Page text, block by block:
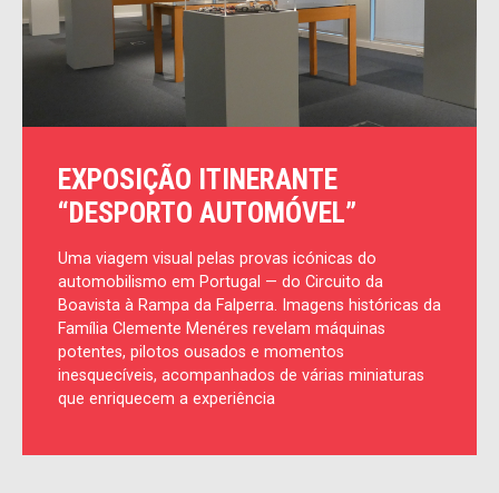
EXPOSIÇÃO ITINERANTE
“DESPORTO AUTOMÓVEL”
Uma viagem visual pelas provas icónicas do
automobilismo em Portugal — do Circuito da
Boavista à Rampa da Falperra. Imagens históricas da
Família Clemente Menéres revelam máquinas
potentes, pilotos ousados e momentos
inesquecíveis, acompanhados de várias miniaturas
que enriquecem a experiência